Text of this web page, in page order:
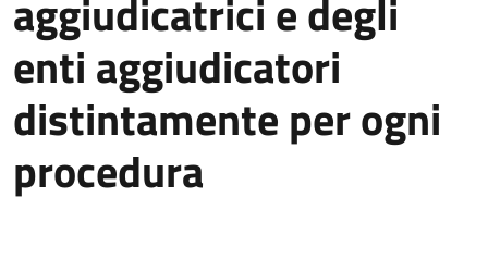
aggiudicatrici e degli
enti aggiudicatori
distintamente per ogni
procedura